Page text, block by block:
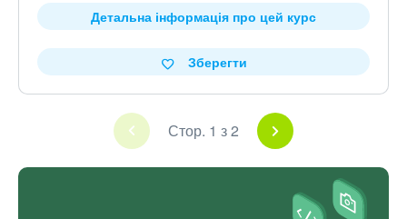
Детальна інформація про цей курс
Зберегти
Стор. 1 з 2